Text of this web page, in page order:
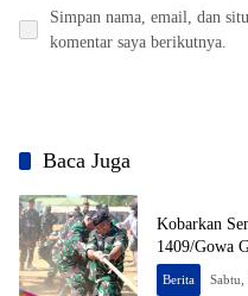
Simpan nama, email, dan
komentar saya berikutnya.
Baca Juga
Kobarkan
1409/Gowa
Berita Sabtu,